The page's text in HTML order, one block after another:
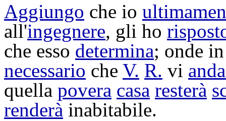
Aggiungo che io
all'ingegnere, gli ho
che esso determina; onde
necessario che V. R. vi
quella povera casa resterà
renderà inabitabile.